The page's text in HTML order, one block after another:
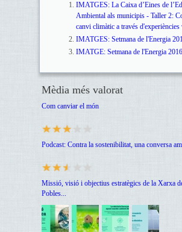
IMATGES: La Caixa d’Eines de
Ambiental als municipis - Taller 2:
canvi climàtic a través d'experiències
IMATGES: Setmana de l'Energia
IMATGE: Setmana de l'Energia 2016
Mèdia més valorat
Com canviar el món
Podcast: Contra la sostenibilitat, una conversa
Missió, visió i objectius estratègics de la Xarxa
Pobles...